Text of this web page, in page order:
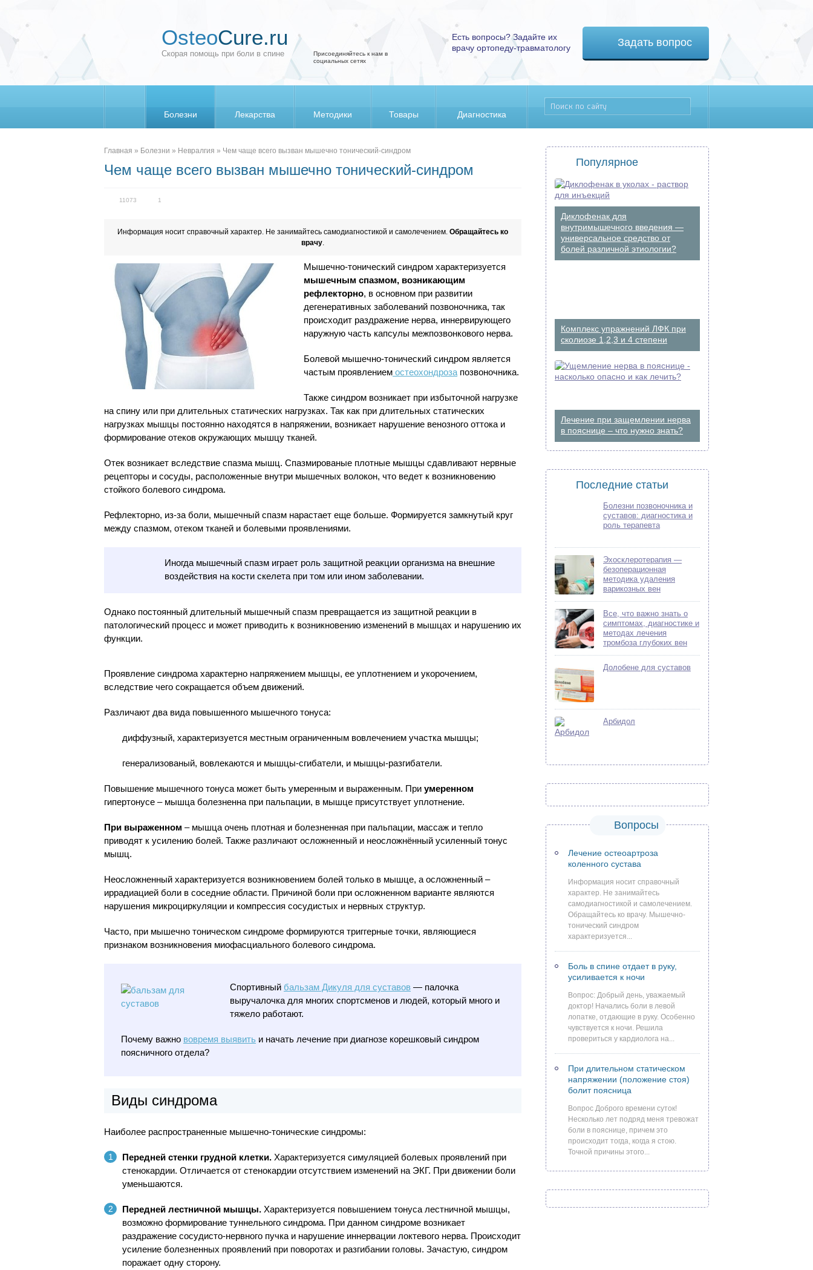
OsteoCure.ru
Скорая помощь при боли в спине
Присоединяйтесь к нам в
социальных сетях
Есть вопросы? Задайте их
врачу ортопеду-травматологу
Задать вопрос
Болезни Лекарства Методики Товары Диагностика
Главная » Болезни » Невралгия » Чем чаще всего вызван мышечно тонический-синдром
Чем чаще всего вызван мышечно тонический-синдром
11073 1
Информация носит справочный характер. Не занимайтесь самодиагностикой и самолечением. Обращайтесь ко
врачу.
Мышечно-тонический синдром характеризуется
мышечным спазмом, возникающим
рефлекторно, в основном при развитии
дегенеративных заболеваний позвоночника, так
происходит раздражение нерва, иннервирующего
наружную часть капсулы межпозвонкового нерва.
Болевой мышечно-тонический синдром является
частым проявлением остеохондроза позвоночника.
Также синдром возникает при избыточной нагрузке
на спину или при длительных статических нагрузках. Так как при длительных статических
нагрузках мышцы постоянно находятся в напряжении, возникает нарушение венозного оттока и
формирование отеков окружающих мышцу тканей.
Отек возникает вследствие спазма мышц. Спазмированые плотные мышцы сдавливают нервные
рецепторы и сосуды, расположенные внутри мышечных волокон, что ведет к возникновению
стойкого болевого синдрома.
Рефлекторно, из-за боли, мышечный спазм нарастает еще больше. Формируется замкнутый круг
между спазмом, отеком тканей и болевыми проявлениями.
Иногда мышечный спазм играет роль защитной реакции организма на внешние
воздействия на кости скелета при том или ином заболевании.
Однако постоянный длительный мышечный спазм превращается из защитной реакции в
патологический процесс и может приводить к возникновению изменений в мышцах и нарушению их
функции.
Проявление синдрома характерно напряжением мышцы, ее уплотнением и укорочением,
вследствие чего сокращается объем движений.
Различают два вида повышенного мышечного тонуса:
диффузный, характеризуется местным ограниченным вовлечением участка мышцы;
генерализованый, вовлекаются и мышцы-сгибатели, и мышцы-разгибатели.
Повышение мышечного тонуса может быть умеренным и выраженным. При умеренном
гипертонусе – мышца болезненна при пальпации, в мышце присутствует уплотнение.
При выраженном – мышца очень плотная и болезненная при пальпации, массаж и тепло
приводят к усилению болей. Также различают осложненный и неосложнённый усиленный тонус
мышц.
Неосложненный характеризуется возникновением болей только в мышце, а осложненный –
иррадиацией боли в соседние области. Причиной боли при осложненном варианте являются
нарушения микроциркуляции и компрессия сосудистых и нервных структур.
Часто, при мышечно тоническом синдроме формируются триггерные точки, являющиеся
признаком возникновения миофасциального болевого синдрома.
Спортивный бальзам Дикуля для суставов — палочка
выручалочка для многих спортсменов и людей, который много и
тяжело работают.
Почему важно вовремя выявить и начать лечение при диагнозе корешковый синдром
поясничного отдела?
Виды синдрома
Наиболее распространенные мышечно-тонические синдромы:
Передней стенки грудной клетки. Характеризуется симуляцией болевых проявлений при
стенокардии. Отличается от стенокардии отсутствием изменений на ЭКГ. При движении боли
уменьшаются.
Передней лестничной мышцы. Характеризуется повышением тонуса лестничной мышцы,
возможно формирование туннельного синдрома. При данном синдроме возникает
раздражение сосудисто-нервного пучка и нарушение иннервации локтевого нерва. Происходит
усиление болезненных проявлений при поворотах и разгибании головы. Зачастую, синдром
поражает одну сторону.
Популярное
Диклофенак для
внутримышечного введения —
универсальное средство от
болей различной этиологии?
Комплекс упражнений ЛФК при
сколиозе 1,2,3 и 4 степени
Лечение при защемлении нерва
в пояснице – что нужно знать?
Последние статьи
Болезни позвоночника и
суставов: диагностика и
роль терапевта
Эхосклеротерапия —
безоперационная
методика удаления
варикозных вен
Все, что важно знать о
симптомах, диагностике и
методах лечения
тромбоза глубоких вен
Долобене для суставов
Арбидол
Вопросы
Лечение остеоартроза
коленного сустава
Информация носит справочный
характер. Не занимайтесь
самодиагностикой и самолечением.
Обращайтесь ко врачу. Мышечно-
тонический синдром
характеризуется...
Боль в спине отдает в руку,
усиливается к ночи
Вопрос: Добрый день, уважаемый
доктор! Начались боли в левой
лопатке, отдающие в руку. Особенно
чувствуется к ночи. Решила
провериться у кардиолога на...
При длительном статическом
напряжении (положение стоя)
болит поясница
Вопрос Доброго времени суток!
Несколько лет подряд меня тревожат
боли в пояснице, причем это
происходит тогда, когда я стою.
Точной причины этого...